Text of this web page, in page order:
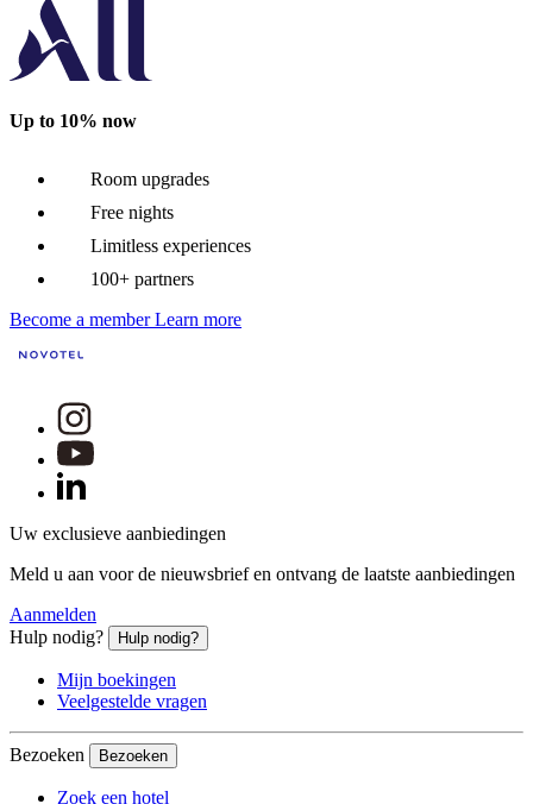
Up to 10% now
Room upgrades
Free nights
Limitless experiences
100+ partners
Become a member Learn more
Uw exclusieve aanbiedingen
Meld u aan voor de nieuwsbrief en ontvang de laatste aanbiedingen
Aanmelden
Hulp nodig?
Hulp nodig?
Mijn boekingen
Veelgestelde vragen
Bezoeken Bezoeken
Zoek een hotel